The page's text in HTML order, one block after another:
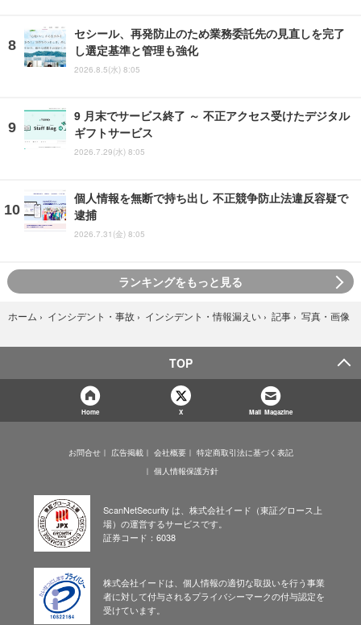
セシール、再発防止のため業務委託先の見直しを完了
し選定基準と管理も強化
2026.8.5(水) 8:05
9 月末でサービス終了 ～ 不正アクセス受けたデジタル
ギフトサービス
2026.7.29(水) 8:05
個人情報を無断で持ち出し 不正競争防止法違反容疑で
逮捕
2026.7.31(金) 8:05
ランキングをもっと見る
ホーム › インシデント・事故 › インシデント・情報漏えい › 記事 › 写真・画像
TOP
Home X Mail Magazine
お問合せ 広告掲載 会社概要
特定商取引法に基づく表記
個人情報保護方針
ScanNetSecurity は、株式会社イード（東証グロース上
場）の運営するサービスです。
証券コード：6038
株式会社イードは、個人情報の適切な取扱いを行う事業
者に対して付与されるプライバシーマークの付与認定を
受けています。